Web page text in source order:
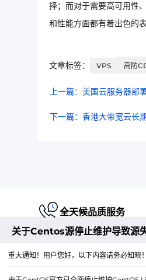
择；而对于需要高可用性
和性能方面都有着出色的
文章标签： VPS 高防
上一篇：美国云服务器部
下一篇：香港大带宽云长
全天候品质服务
关于Centos源停止维护导致源
重大通知！用户您好，以下内容请务必知晓！